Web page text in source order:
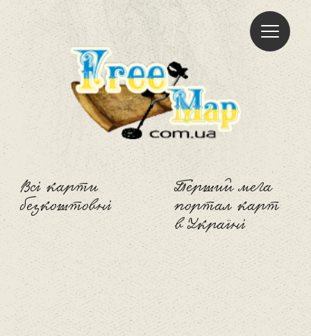
Всі карти
безкоштовні
Freemap
Перший мега
портал карт
в Україні